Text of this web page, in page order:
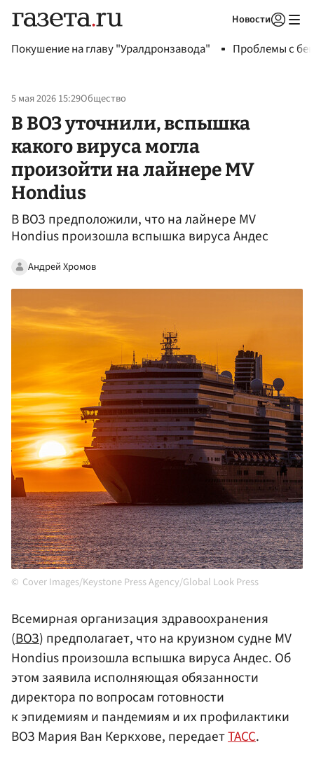
Новости
Покушение на главу "Уралдронзавода" Проблемы с
5 мая 2026 15:29Общество
В ВОЗ уточнили, вспышка
какого вируса могла
произойти на лайнере MV
Hondius
В ВОЗ предположили, что на лайнере MV
Hondius произошла вспышка вируса Андес
Андрей Хромов
Cover Images/Keystone Press Agency/Global Look Press
Всемирная организация здравоохранения
(ВОЗ) предполагает, что на круизном судне MV
Hondius произошла вспышка вируса Андес. Об
этом заявила исполняющая обязанности
директора по вопросам готовности
к эпидемиям и пандемиям и их профилактики
ВОЗ Мария Ван Керкхове, передаетТАСС.